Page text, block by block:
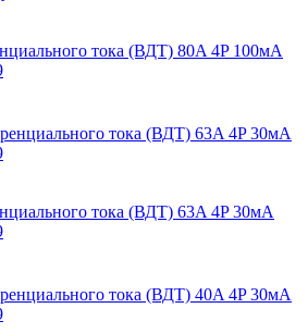
тока (ВДТ) 80A 4P 100мА
тока (ВДТ) 63A 4P 30мА